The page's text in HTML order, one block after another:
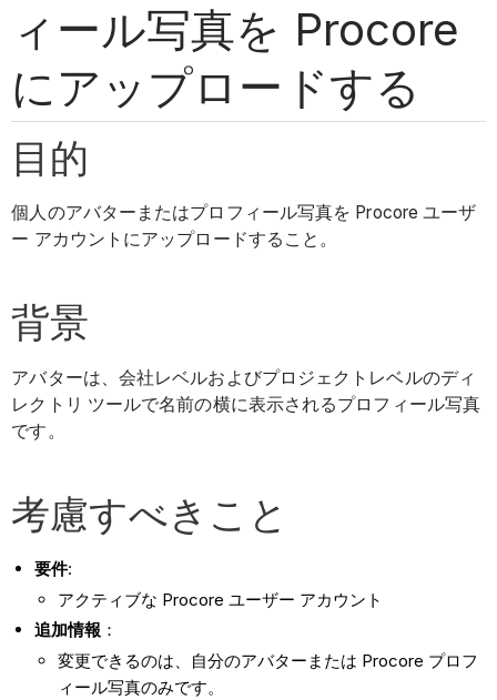
ィール写真を Procore
にアップロードする
目的
個人のアバターまたはプロフィール写真を Procore ユーザ
ー アカウントにアップロードすること。
背景
アバターは、会社レベルおよびプロジェクトレベルのディ
レクトリ ツールで名前の横に表示されるプロフィール写真
です。
考慮すべきこと
要件:
アクティブな Procore ユーザー アカウント
追加情報 ：
変更できるのは、自分のアバターまたは Procore プロフ
ィール写真のみです。